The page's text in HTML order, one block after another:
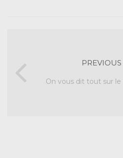
PREVIOUS
On vous dit tout sur le